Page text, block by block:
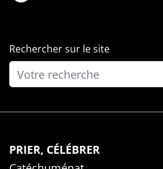
Rechercher sur le site
PRIER, CÉLÉBRER